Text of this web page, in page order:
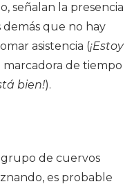
señalan la presencia
que no hay
asistencia (¡Estoy
marcadora de tiempo
bien!).
de cuervos
es probable